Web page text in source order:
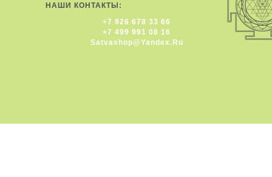
НАШИ КОНТАКТЫ:
+7 926 678 33 66
+7 499 991 08 16
Satvashop@yandex.ru